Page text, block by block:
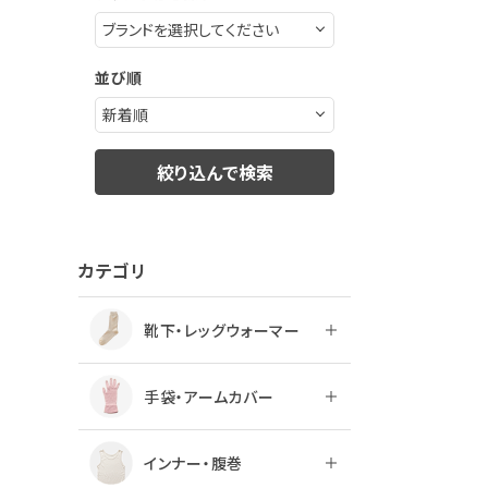
並び順
絞り込んで検索
カテゴリ
靴下・レッグウォーマー
手袋・アームカバー
インナー・腹巻